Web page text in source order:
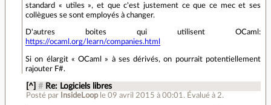
standard « utiles », et que c'est justement ce que ce mec et ses
collègues se sont employés à changer.
D'autres boites qui utilisent OCaml:
https://ocaml.org/learn/companies.html
Si on élargit « OCaml » à ses dérivés, on pourrait potentiellement
rajouter F#.
[^] # Re: Logiciels libres
Posté par InsideLoop le 09 avril 2015 à 00:01 . Évalué à 2.